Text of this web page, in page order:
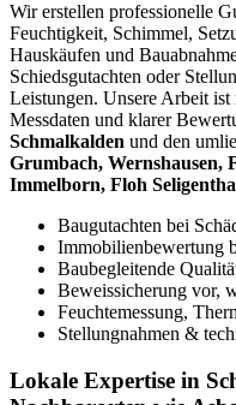
Wir erstellen professionelle
Feuchtigkeit, Schimmel,
Hauskäufen und
Schiedsgutachten oder
Leistungen. Unsere Arbeit
Messdaten und klarer
Schmalkalden und den
Grumbach, Wernshausen,
Immelborn, Floh
Baugutachten bei
Immobilienbewertung
Baubegleitende
Beweissicherung vor,
Feuchtemessung,
Stellungnahmen &
Lokale Expertise in